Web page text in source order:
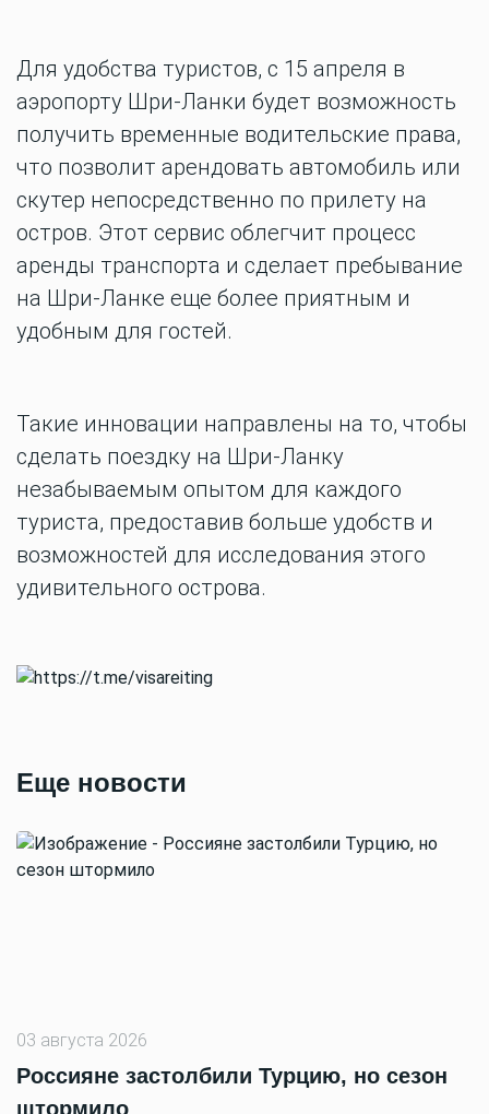
Для удобства туристов, с 15 апреля в
аэропорту Шри-Ланки будет возможность
получить временные водительские права,
что позволит арендовать автомобиль или
скутер непосредственно по прилету на
остров. Этот сервис облегчит процесс
аренды транспорта и сделает пребывание
на Шри-Ланке еще более приятным и
удобным для гостей.
Такие инновации направлены на то, чтобы
сделать поездку на Шри-Ланку
незабываемым опытом для каждого
туриста, предоставив больше удобств и
возможностей для исследования этого
удивительного острова.
Еще новости
03 августа 2026
Россияне застолбили Турцию, но сезон
штормило